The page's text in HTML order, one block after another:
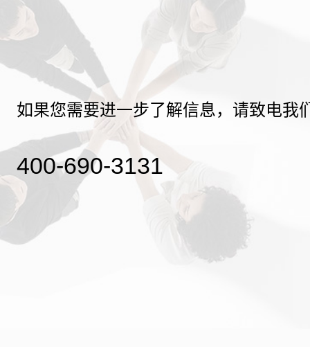
如果您需要进一步了解信息，请致电我
400-690-3131